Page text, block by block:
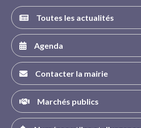
Toutes les actualités
Agenda
Contacter la mairie
Marchés publics